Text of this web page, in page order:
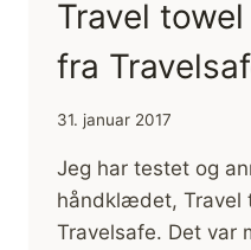
Travel
fra
31. januar 2017
Jeg har testet og
håndklædet, Travel
Travelsafe. Det var